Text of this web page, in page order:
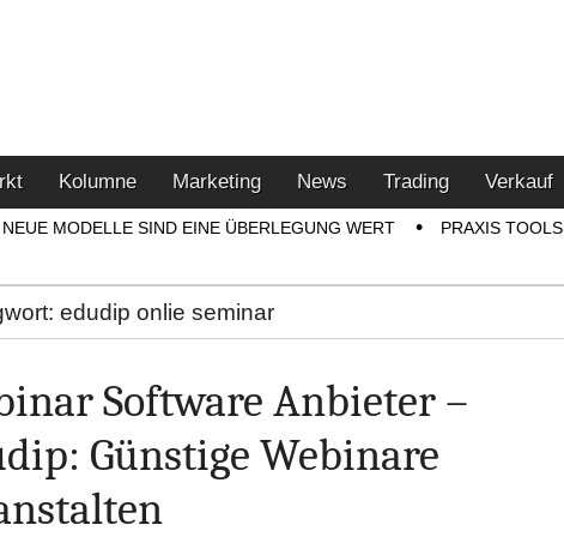
Kolumne Marketing News Trading Verkauf
NEUE MODELLE SIND EINE ÜBERLEGUNG WERT PRAXIS TOOLS
edudip onlie seminar
Software Anbieter –
Günstige Webinare